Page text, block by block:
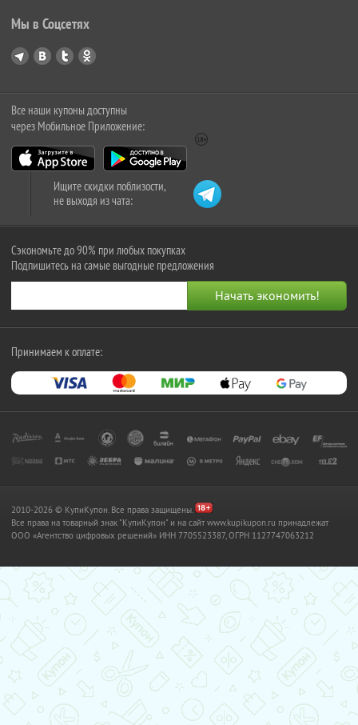
Мы в Соцсетях
Все наши купоны доступны
через Мобильное Приложение:
Ищите скидки поблизости,
не выходя из чата:
Сэкономьте до 90% при любых покупках
Подпишитесь на самые выгодные предложения
Принимаем к оплате:
2010-2026 © КупиКупон. Все права защищены.
Все права на товарный знак "КупиКупон" и на сайт www.kupikupon.ru принадлежат
OOO «Агентство цифровых решений» ИНН 7705523387, ОГРН 1127747063212